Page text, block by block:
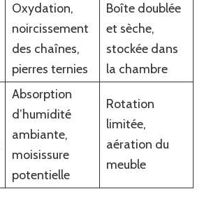
Oxydation,
noircissement
des chaînes,
pierres ternies
Boîte doublée
et sèche,
stockée dans
la chambre
Absorption
d’humidité
ambiante,
moisissure
potentielle
Rotation
limitée,
aération du
meuble